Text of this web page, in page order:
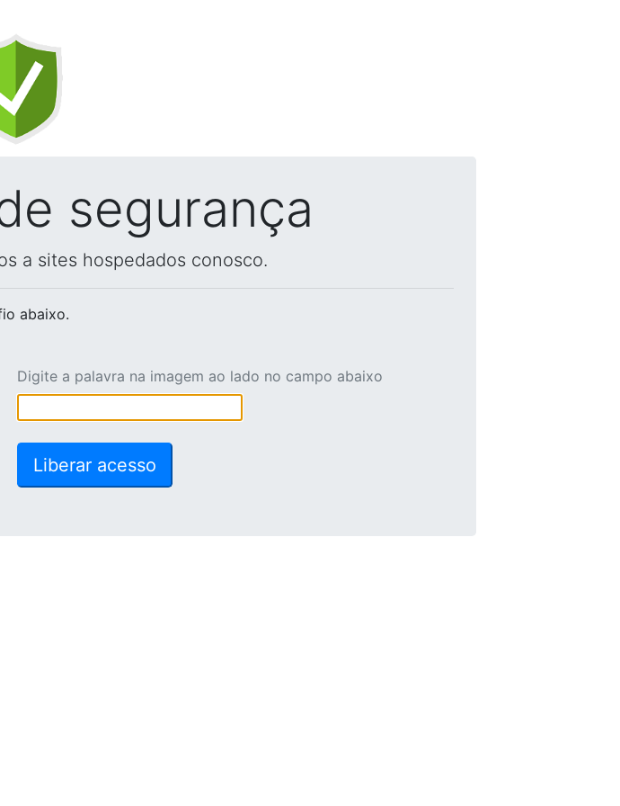
segurança
a sites hospedados conosco.
abaixo.
Digite a palavra na imagem ao lado no campo abaixo